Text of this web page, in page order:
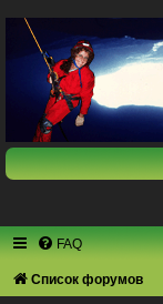
FAQ
Список форумов